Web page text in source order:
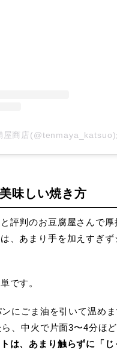
屋商店(@tenmaya_katsuo)
味しい焼き方
評判のお豆腐屋さんで厚
、あまり手を加えすぎ
です。
にごま油を引いて温めま
、中火で片面3〜4分ほど
は、あまり触らずに「じ